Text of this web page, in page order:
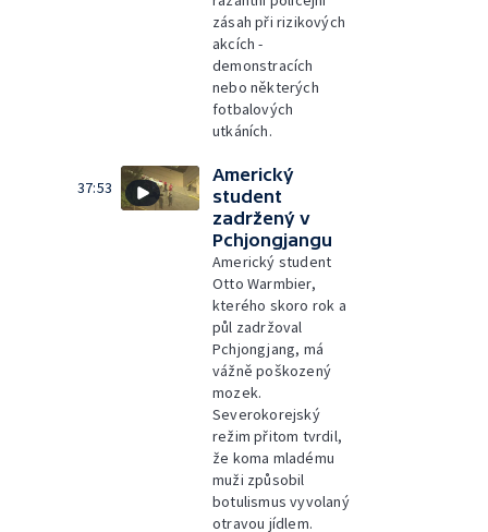
zásah při rizikových
akcích -
demonstracích
nebo některých
fotbalových
utkáních.
37:53
Americký
student
zadržený v
Pchjongjangu
Americký student
Otto Warmbier,
kterého skoro rok a
půl zadržoval
Pchjongjang, má
vážně poškozený
mozek.
Severokorejský
režim přitom tvrdil,
že koma mladému
muži způsobil
botulismus vyvolaný
otravou jídlem.